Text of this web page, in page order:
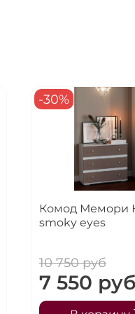
-30%
Комод Мемори
smoky eyes
10 750 руб
7 550 руб